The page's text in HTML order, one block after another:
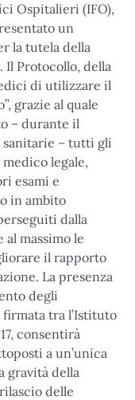
Ospitalieri (IFO),
un
la tutela della
Il Protocollo, della
di utilizzare il
grazie al quale
– durante il
– tutti gli
legale,
esami e
in ambito
dalla
al massimo le
il rapporto
La presenza
degli
tra l’Istituto
consentirà
a un’unica
gravità della
delle